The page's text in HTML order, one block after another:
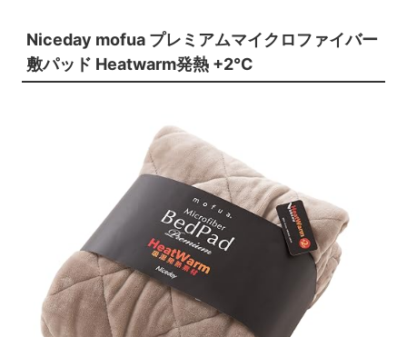
Niceday mofua プレミアムマイクロファイバー
敷パッド Heatwarm発熱 +2℃